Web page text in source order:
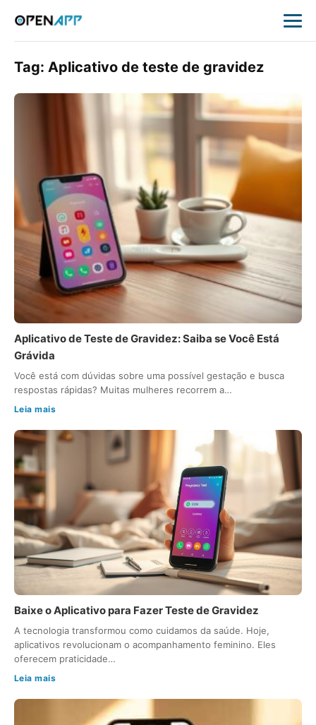
Tag: Aplicativo de teste de gravidez
Aplicativo de Teste de Gravidez: Saiba se Você Está
Grávida
Você está com dúvidas sobre uma possível gestação e busca
respostas rápidas? Muitas mulheres recorrem a…
Leia mais
Baixe o Aplicativo para Fazer Teste de Gravidez
A tecnologia transformou como cuidamos da saúde. Hoje,
aplicativos revolucionam o acompanhamento feminino. Eles
oferecem praticidade…
Leia mais